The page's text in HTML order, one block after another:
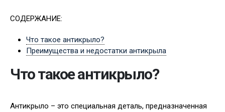
СОДЕРЖАНИЕ:
Что такое антикрыло?
Преимущества и недостатки антикрыла
Что такое антикрыло?
Антикрыло – это специальная деталь, предназначенная